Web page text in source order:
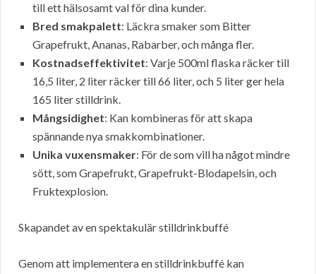
till ett hälsosamt val för dina kunder.
Bred smakpalett: Läckra smaker som Bitter
Grapefrukt, Ananas, Rabarber, och många fler.
Kostnadseffektivitet: Varje 500ml flaska räcker till
16,5 liter, 2 liter räcker till 66 liter, och 5 liter ger hela
165 liter stilldrink.
Mångsidighet: Kan kombineras för att skapa
spännande nya smakkombinationer.
Unika vuxensmaker: För de som vill ha något mindre
sött, som Grapefrukt, Grapefrukt-Blodapelsin, och
Fruktexplosion.
Skapandet av en spektakulär stilldrinkbuffé
Genom att implementera en stilldrinkbuffé kan